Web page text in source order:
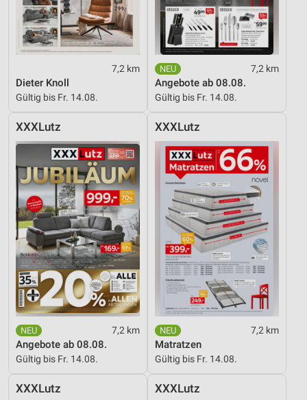
7,2 km
Dieter Knoll
Gültig bis Fr. 14.08.
7,2 km
Angebote ab 08.08.
Gültig bis Fr. 14.08.
XXXLutz
7,2 km
Angebote ab 08.08.
Gültig bis Fr. 14.08.
XXXLutz
7,2 km
Matratzen
Gültig bis Fr. 14.08.
XXXLutz XXXLutz